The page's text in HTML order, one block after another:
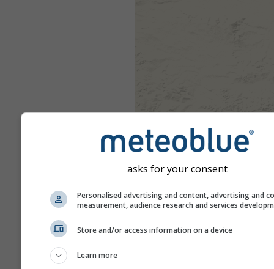
asks for your consent
Personalised advertising and content, advertising and
measurement, audience research and services
Store and/or access information on a device
Learn more